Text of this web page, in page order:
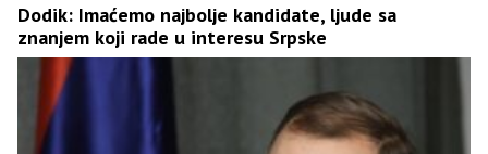
Dodik: Imaćemo najbolje kandidate, ljude sa
znanjem koji rade u interesu Srpske